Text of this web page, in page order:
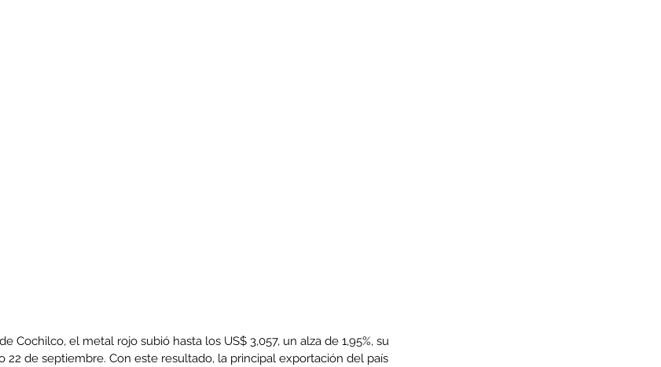
Cochilco, el metal rojo subió hasta los US$ 3,057, un alza de 1,95%, su
22 de septiembre. Con este resultado, la principal exportación del país